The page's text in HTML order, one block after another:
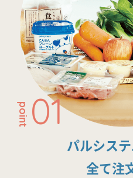
point 01
パルシス
全て注